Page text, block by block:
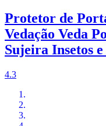
Protetor de
Vedação Veda
Sujeira Insetos
4.3